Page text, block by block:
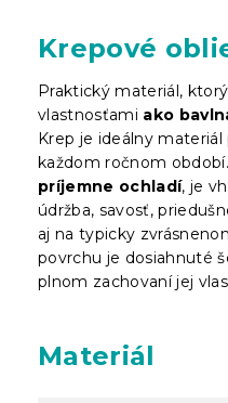
Krepové
Praktický materiál,
vlastnosťami ako
Krep je ideálny
každom ročnom
príjemne ochladí, je
údržba, savosť,
aj na typicky
povrchu je dosiahnuté
plnom zachovaní jej
Materiál